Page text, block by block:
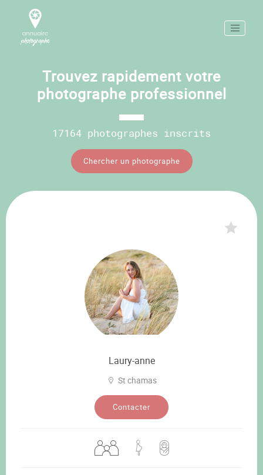
Trouvez rapidement votre
photographe professionnel
17164 photographes inscrits
Chercher un photographe
Laury-anne
St chamas
Contacter